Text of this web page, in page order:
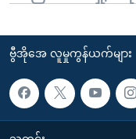
ဗွီအိုအေ လူမှုကွန်ယက်များ